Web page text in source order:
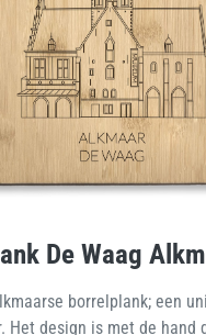
De Waag
borrelplank; een
Het design is met de hand